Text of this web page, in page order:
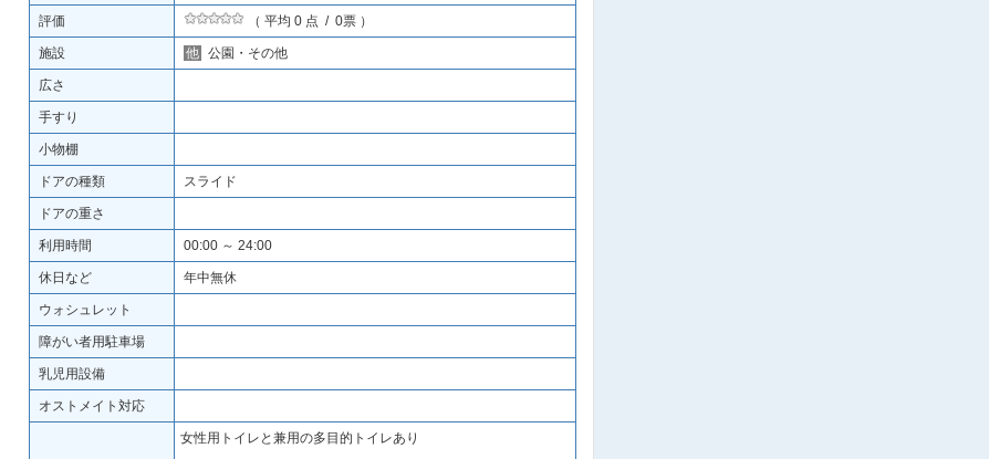
評価 （ 平均 0 点 / 0票 ）
施設 他 公園・その他
広さ
手すり
小物棚
ドアの種類 スライド
ドアの重さ
利用時間 00:00 ～ 24:00
休日など 年中無休
ウォシュレット
障がい者用駐車場
乳児用設備
オストメイト対応
女性用トイレと兼用の多目的トイレあり